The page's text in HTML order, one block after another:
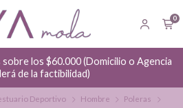
0
los $60.000 (Domicilio o Agencia
de la factibilidad)
Deportivo Hombre
Poleras